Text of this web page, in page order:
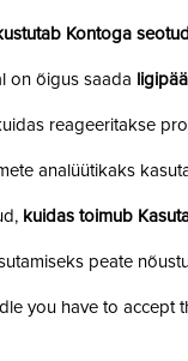
Kontoga
on õigus saada
reageeritakse
analüütikaks
kuidas toimub
peate
you have to accept